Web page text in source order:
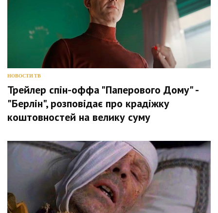
НОВОСТИ ТВ
Трейлер спін-оффа "Паперового Дому" -
"Берлін", розповідає про крадіжку
коштовностей на велику суму